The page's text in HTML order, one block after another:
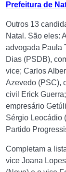
Prefeitura de
Outros 13
Natal. São eles:
advogada Paula
Dias (PSDB),
vice; Carlos
Azevedo (PSC),
civil Erick
empresário
Sérgio Leocádio
Partido
Completam a
vice Joana